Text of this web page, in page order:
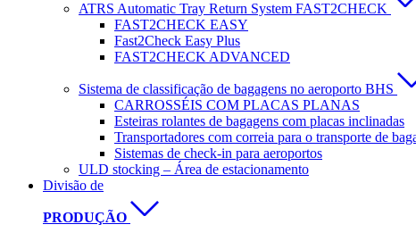
ATRS Automatic Tray Return System FAST2CHECK
FAST2CHECK EASY
Fast2Check Easy Plus
FAST2CHECK ADVANCED
Sistema de classificação de bagagens no aeroporto BHS
CARROSSÉIS COM PLACAS PLANAS
Esteiras rolantes de bagagens com placas inclinadas
Transportadores com correia para o transporte de
Sistemas de check-in para aeroportos
ULD stocking – Área de estacionamento
Divisão de
PRODUÇÃO